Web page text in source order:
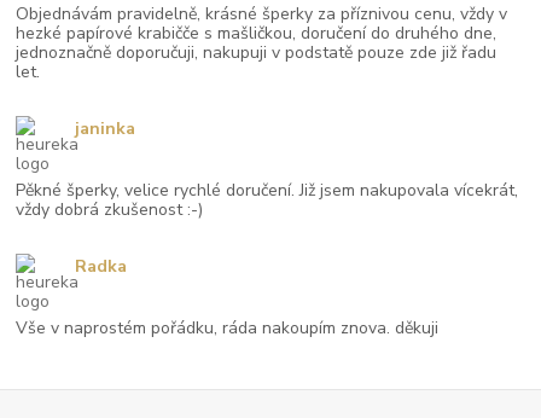
Objednávám pravidelně, krásné šperky za příznivou cenu, vždy v
hezké papírové krabičče s mašličkou, doručení do druhého dne,
jednoznačně doporučuji, nakupuji v podstatě pouze zde již řadu
let.
Pěkné šperky, velice rychlé doručení. Již jsem nakupovala vícekrát,
vždy dobrá zkušenost :-)
janinka
Vše v naprostém pořádku, ráda nakoupím znova. děkuji
Radka